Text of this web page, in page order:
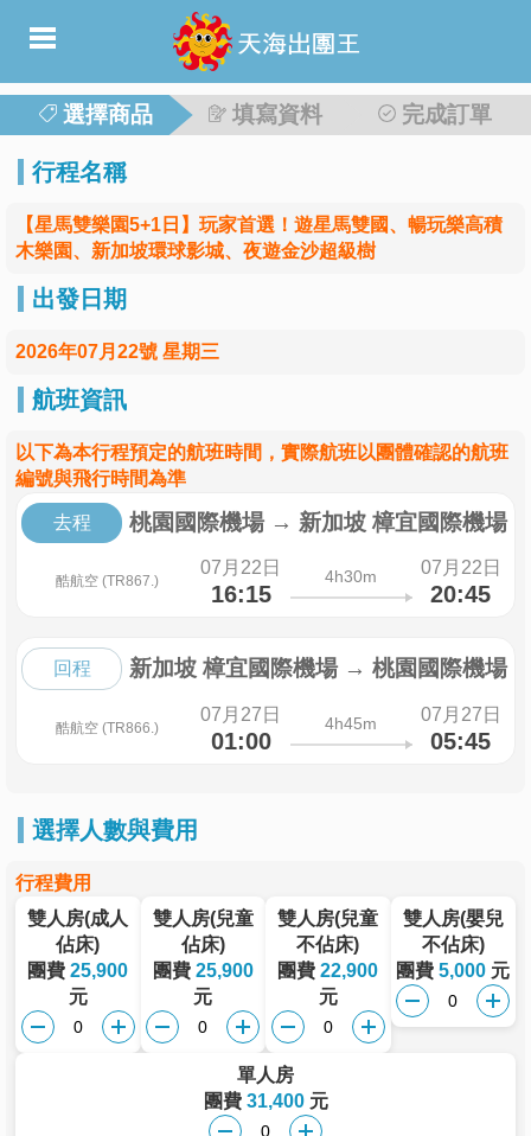
選擇商品 填寫資料 完成訂單
行程名稱
【星馬雙樂園5+1日】玩家首選！遊星馬雙國、暢玩樂高積
木樂園、新加坡環球影城、夜遊金沙超級樹
出發日期
2026年07月22號 星期三
航班資訊
以下為本行程預定的航班時間，實際航班以團體確認的航班
編號與飛行時間為準
去程 桃園國際機場 → 新加坡 樟宜國際機場
酷航空 (TR867.)
07月22日
16:15
4h30m 07月22日
20:45
回程 新加坡 樟宜國際機場 → 桃園國際機場
酷航空 (TR866.)
07月27日
01:00
4h45m 07月27日
05:45
選擇人數與費用
行程費用
雙人房(成人
佔床)
團費25,900
元
雙人房(兒童
佔床)
團費 25,900
元
雙人房(兒童
不佔床)
團費22,900
元
雙人房(嬰兒
不佔床)
團費5,000 元
單人房
團費 31,400元